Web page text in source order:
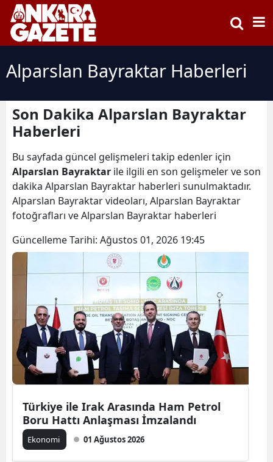
Alparslan Bayraktar Haberleri
Son Dakika Alparslan Bayraktar
Haberleri
Bu sayfada güncel gelişmeleri takip edenler için
Alparslan Bayraktar ile ilgili en son gelişmeler ve son
dakika Alparslan Bayraktar haberleri sunulmaktadır.
Alparslan Bayraktar videoları, Alparslan Bayraktar
fotoğrafları ve Alparslan Bayraktar haberleri
Güncelleme Tarihi: Ağustos 01, 2026 19:45
Türkiye ile Irak Arasında Ham Petrol
Boru Hattı Anlaşması İmzalandı
Ekonomi 01 Ağustos 2026